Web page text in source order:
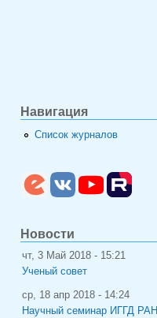
Навигация
Список журналов
Новости
чт, 3 Май 2018 - 15:21
Ученый совет
ср, 18 апр 2018 - 14:24
Научный семинар ИГГД РАН